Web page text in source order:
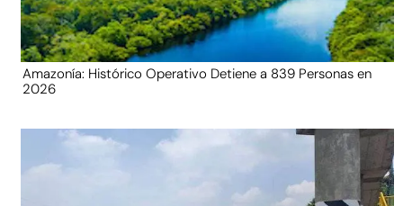
Amazonía: Histórico Operativo Detiene a 839 Personas en
2026